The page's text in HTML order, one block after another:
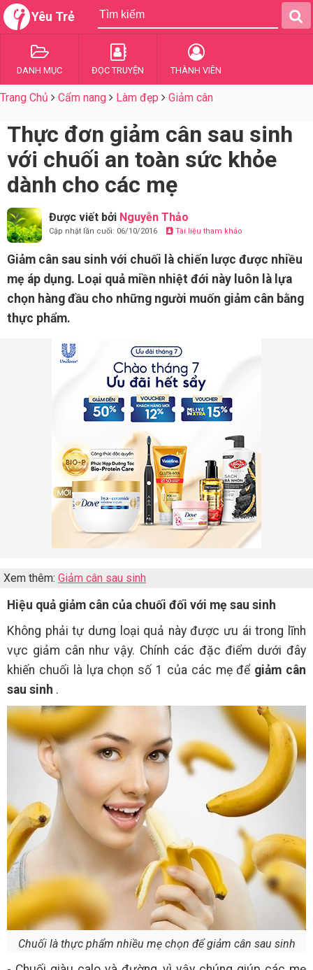
Yêu Trẻ
DANH MỤC ĐỌC TRUYỆN THÀNH VIÊN
Trang Chủ Cẩm nang Làm đẹp Giảm cân
Thực đơn giảm cân sau sinh
với chuối an toàn sức khỏe
dành cho các mẹ
Được viết bởi Nguyễn Thảo
Cập nhật lần cuối: 06/10/2016 Tài liệu tham khảo
Giảm cân sau sinh với chuối là chiến lược được nhiều
mẹ áp dụng. Loại quả miền nhiệt đới này luôn là lựa
chọn hàng đầu cho những người muốn giảm cân bằng
thực phẩm.
Xem thêm: Giảm cân sau sinh
Hiệu quả giảm cân của chuối đối với mẹ sau sinh
Không phải tự dưng loại quả này được ưu ái trong lĩnh
vực giảm cân như vậy. Chính các đặc điểm dưới đây
khiến chuối là lựa chọn số 1 của các mẹ để giảm cân
sau sinh .
Chuối là thực phẩm nhiều mẹ chọn để giảm cân sau sinh